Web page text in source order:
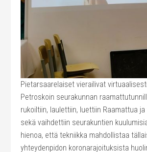
Pietarsaarelaiset vierailivat
Petroskoin seurakunnan
rukoiltiin, laulettiin, luettiin Raamattua
sekä vaihdettiin seurakuntien
hienoa, että tekniikka mahdollistaa
yhteydenpidon koronarajoituksista